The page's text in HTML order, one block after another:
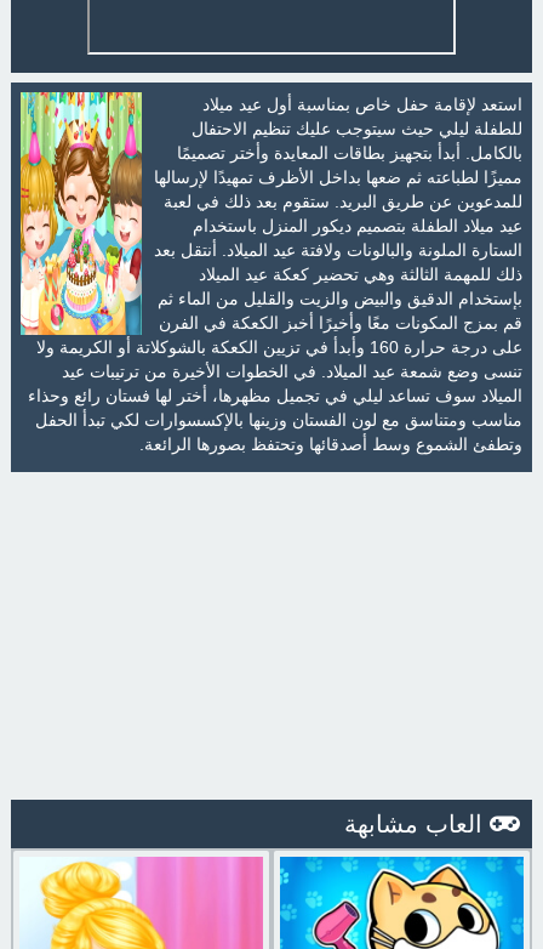
استعد لإقامة حفل خاص بمناسبة أول عيد ميلاد
للطفلة ليلي حيث سيتوجب عليك تنظيم الاحتفال
بالكامل. أبدأ بتجهيز بطاقات المعايدة وأختر تصميمًا
مميزًا لطباعته ثم ضعها بداخل الأظرف تمهيدًا لإرسالها
للمدعوين عن طريق البريد. ستقوم بعد ذلك في لعبة
عيد ميلاد الطفلة بتصميم ديكور المنزل باستخدام
الستارة الملونة والبالونات ولافتة عيد الميلاد. أنتقل بعد
ذلك للمهمة الثالثة وهي تحضير كعكة عيد الميلاد
بإستخدام الدقيق والبيض والزيت والقليل من الماء ثم
قم بمزج المكونات معًا وأخيرًا أخبز الكعكة في الفرن
على درجة حرارة 160 وأبدأ في تزيين الكعكة بالشوكلاتة أو الكريمة ولا
تنسى وضع شمعة عيد الميلاد. في الخطوات الأخيرة من ترتيبات عيد
الميلاد سوف تساعد ليلي في تجميل مظهرها، أختر لها فستان رائع وحذاء
مناسب ومتناسق مع لون الفستان وزينها بالإكسسوارات لكي تبدأ الحفل
وتطفئ الشموع وسط أصدقائها وتحتفظ بصورها الرائعة.
العاب مشابهة